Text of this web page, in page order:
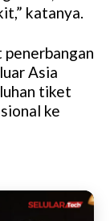
katanya.
penerbangan
Asia
tiket
ke